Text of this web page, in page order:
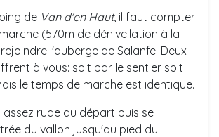
de Van d'en Haut, il faut compter
(570m de dénivellation à la
l'auberge de Salanfe. Deux
à vous: soit par le sentier soit
le temps de marche est identique.
assez rude au départ puis se
du vallon jusqu'au pied du